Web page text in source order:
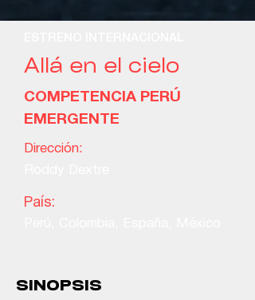
Allá en el cielo
COMPETENCIA PERÚ
EMERGENTE
Dirección:
País:
SINOPSIS